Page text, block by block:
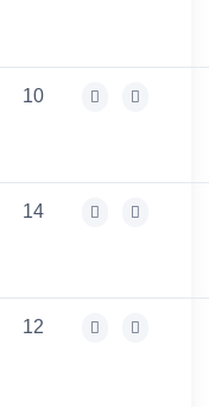
10
14
12